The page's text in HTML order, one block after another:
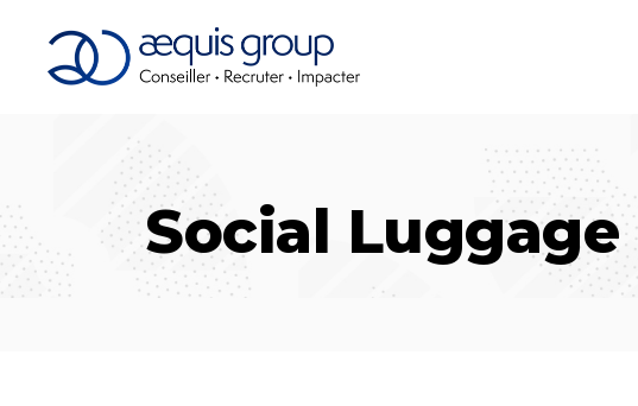
Social Luggage